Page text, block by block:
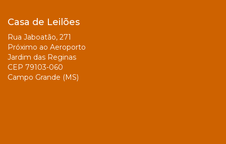
Casa de Leilões
Rua Jaboatão, 271
Próximo ao Aeroporto
Jardim das Reginas
CEP 79103-060
Campo Grande (MS)